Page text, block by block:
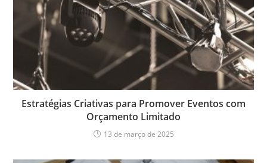
Estratégias Criativas para Promover Eventos com
Orçamento Limitado
13 de março de 2025